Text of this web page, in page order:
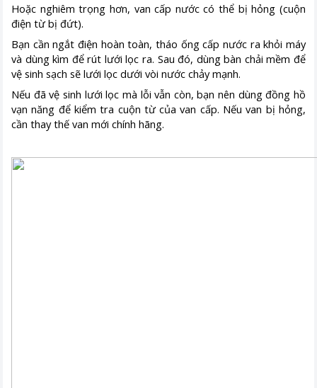
Hoặc nghiêm trọng hơn, van cấp nước có thể bị hỏng (cuộn
điện từ bị đứt).
Bạn cần ngắt điện hoàn toàn, tháo ống cấp nước ra khỏi máy
và dùng kìm để rút lưới lọc ra. Sau đó, dùng bàn chải mềm để
vệ sinh sạch sẽ lưới lọc dưới vòi nước chảy mạnh.
Nếu đã vệ sinh lưới lọc mà lỗi vẫn còn, bạn nên dùng đồng hồ
vạn năng để kiểm tra cuộn từ của van cấp. Nếu van bị hỏng,
cần thay thế van mới chính hãng.